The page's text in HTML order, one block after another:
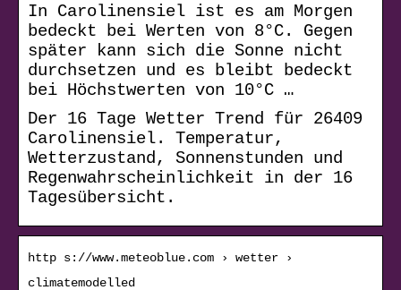
In Carolinensiel ist es am Morgen
bedeckt bei Werten von 8°C. Gegen
später kann sich die Sonne nicht
durchsetzen und es bleibt bedeckt
bei Höchstwerten von 10°C …
Der 16 Tage Wetter Trend für 26409
Carolinensiel. Temperatur,
Wetterzustand, Sonnenstunden und
Regenwahrscheinlichkeit in der 16
Tagesübersicht.
http s://www.meteoblue.com › wetter ›
climatemodelled